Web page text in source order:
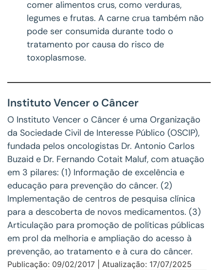
comer alimentos crus, como verduras,
legumes e frutas. A carne crua também não
pode ser consumida durante todo o
tratamento por causa do risco de
toxoplasmose.
Instituto Vencer o Câncer
O Instituto Vencer o Câncer é uma Organização
da Sociedade Civil de Interesse Público (OSCIP),
fundada pelos oncologistas Dr. Antonio Carlos
Buzaid e Dr. Fernando Cotait Maluf, com atuação
em 3 pilares: (1) Informação de excelência e
educação para prevenção do câncer. (2)
Implementação de centros de pesquisa clínica
para a descoberta de novos medicamentos. (3)
Articulação para promoção de políticas públicas
em prol da melhoria e ampliação do acesso à
prevenção, ao tratamento e à cura do câncer.
Publicação: 09/02/2017 | Atualização: 17/07/2025